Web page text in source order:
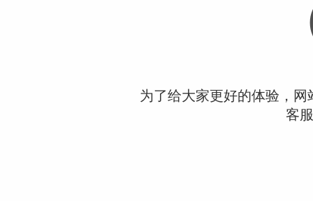
为了给大家更好的体验，
客